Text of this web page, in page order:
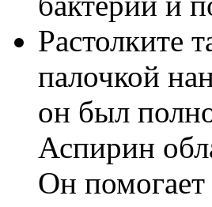
Растолките
палочкой
он был
Аспирин
Он помогает